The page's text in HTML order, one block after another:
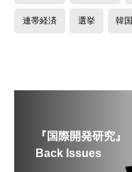
連帯経済 選挙 韓国
『国際開発研究』
Back Issues